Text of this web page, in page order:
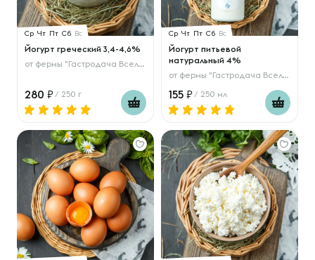
Ср Чт Пт Сб Вс
Йогурт греческий 3,4-4,6%
от фермы "Гастродача Вселуг"
280 / 250 г
Ср Чт Пт Сб Вс
Йогурт питьевой
натуральный 4%
от фермы "Гастродача Вселуг"
155 / 250 мл